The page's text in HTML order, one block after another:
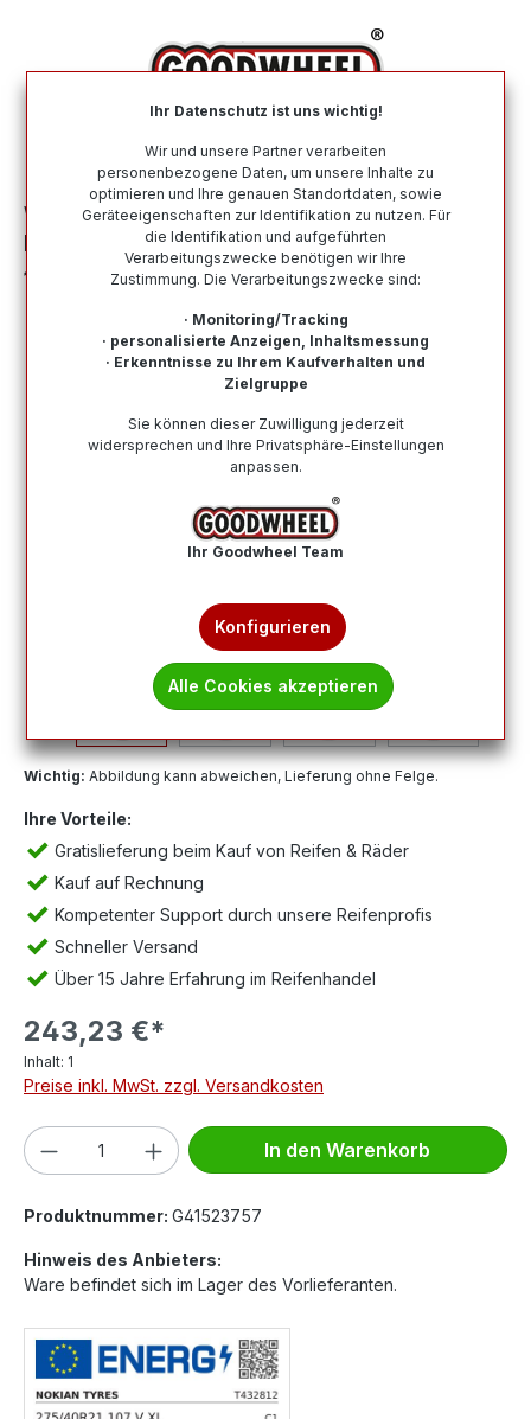
Winterreifen Nach Größe 275 40 R21
NOKIAN SNOWPROOF 2 SUV 275/40R21
107V XL MFS BSW
Wichtig: Abbildung kann abweichen, Lieferung ohne Felge.
Ihre Vorteile:
Gratislieferung beim Kauf von Reifen & Räder
Kauf auf Rechnung
Kompetenter Support durch unsere Reifenprofis
Schneller Versand
Über 15 Jahre Erfahrung im Reifenhandel
243,23 €*
Inhalt: 1
Preise inkl. MwSt. zzgl. Versandkosten
Produkt Anzahl: Gib den gewünschten
In den Warenkorb
Produktnummer: G41523757
Hinweis des Anbieters:
Ware befindet sich im Lager des Vorlieferanten.
Ihr Datenschutz ist uns wichtig!
Wir und unsere Partner verarbeiten
personenbezogene Daten, um unsere Inhalte zu
optimieren und Ihre genauen Standortdaten, sowie
Geräteeigenschaften zur Identifikation zu nutzen. Für
die Identifikation und aufgeführten
Verarbeitungszwecke benötigen wir Ihre
Zustimmung. Die Verarbeitungszwecke sind:
· Monitoring/Tracking
· personalisierte Anzeigen, Inhaltsmessung
· Erkenntnisse zu Ihrem Kaufverhalten und
Zielgruppe
Sie können dieser Zuwilligung jederzeit
widersprechen und Ihre Privatsphäre-Einstellungen
anpassen.
Ihr Goodwheel Team
Konfigurieren
Alle Cookies akzeptieren